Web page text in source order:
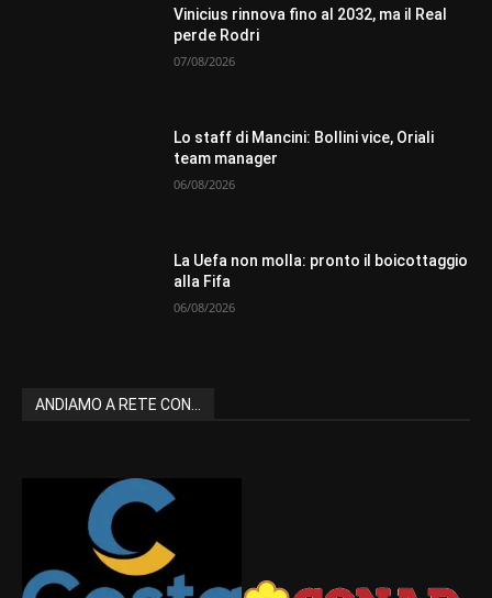
Vinicius rinnova fino al 2032, ma il Real
perde Rodri
07/08/2026
Lo staff di Mancini: Bollini vice, Oriali
team manager
06/08/2026
La Uefa non molla: pronto il boicottaggio
alla Fifa
06/08/2026
ANDIAMO A RETE CON...